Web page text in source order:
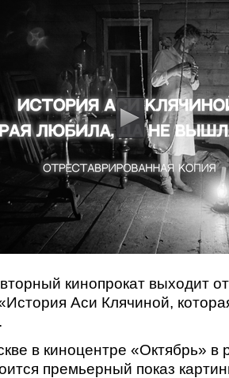
кинопрокат выходит
Аси Клячиной,
в киноцентре «Октябрь» в
премьерный показ